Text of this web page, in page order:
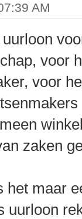
AM
voor
voor
zaken
het maar
uurloon